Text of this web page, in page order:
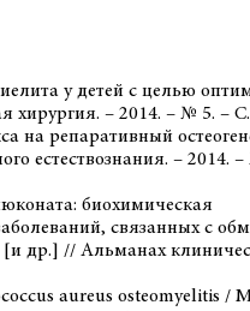
у детей с целью
хирургия. – 2014. – № 5. – С.
на репаративный
естествознания. – 2014.
биохимическая
связанных с
др.] // Альманах
aureus osteomyelitis /